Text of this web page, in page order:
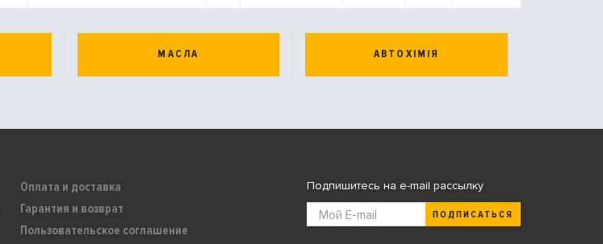
МАСЛА АВТОХІМІЯ
Оплата и доставка
Гарантия и возврат
Пользовательское соглашение
Подпишитесь на e-mail рассылку
ПОДПИСАТЬСЯ